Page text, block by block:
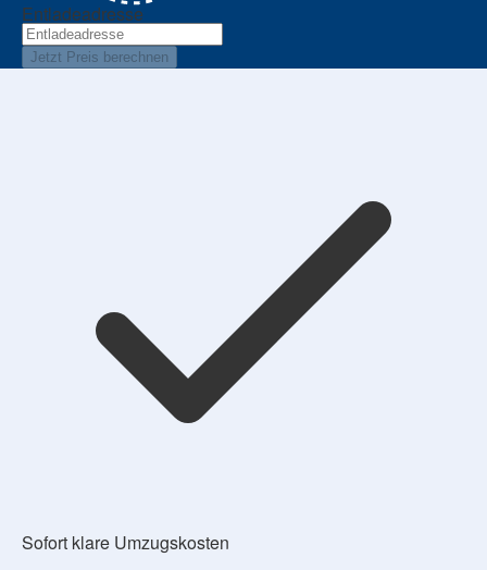
Entladeadresse
Jetzt Preis berechnen
Sofort klare Umzugskosten